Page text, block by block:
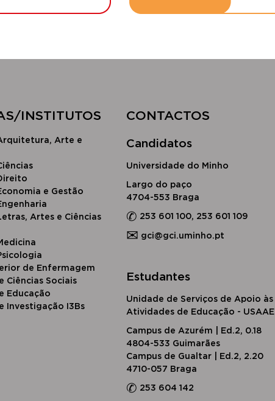
INSTITUTOS​
Arte e
e Gestão
Artes e Ciências
de Enfermagem
Ciências Sociais
Educação
Investigação I3Bs
CONTACTOS
Candidatos
Universidade do Minho
Largo do paço
4704-553 Braga
✆ 253 601 100, 253 601 109
✉ gci@gci.uminho.pt
Estudantes
Unidade de Serviços de Apoio às
Atividades de Educação - USAAE
Campus de Azurém | Ed.2, 0.18
4804-533 Guimarães
Campus de Gualtar | Ed.2, 2.20
4710-057 Braga
✆ 253 604 142